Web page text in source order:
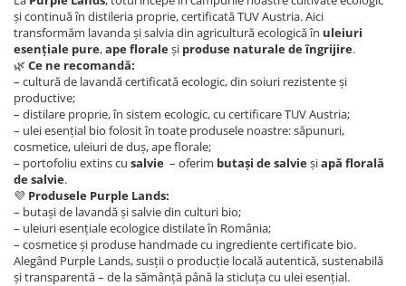
Deodorant Natural
Exfoliante Pentru Corp
FOR GENTLEMEN
Pentru Curatarea Tenului
Unt de Corp Solid
și continuă în distileria proprie, certificată TUV Austria. Aici
transformăm lavanda și salvia din agricultură ecologică în uleiuri
esențiale pure,ape floraleși produse naturale de îngrijire.
🌿Ce ne recomandă:
– cultură de lavandă certificată ecologic, din soiuri rezistente și
productive;
– distilare proprie, în sistem ecologic, cu certificare TUV Austria;
– ulei esențial bio folosit în toate produsele noastre: săpunuri,
cosmetice, uleiuri de duș, ape florale;
– portofoliu extins cu salvie – oferim butași de salvieșiapă florală
de salvie.
💜 Produsele Purple Lands:
– butași de lavandă și salvie din culturi bio;
– uleiuri esențiale ecologice distilate în România;
– cosmetice și produse handmade cu ingrediente certificate bio.
Alegând Purple Lands, susții o producție locală autentică, sustenabilă
și transparentă – de la sămânță până la sticluța cu ulei esențial.